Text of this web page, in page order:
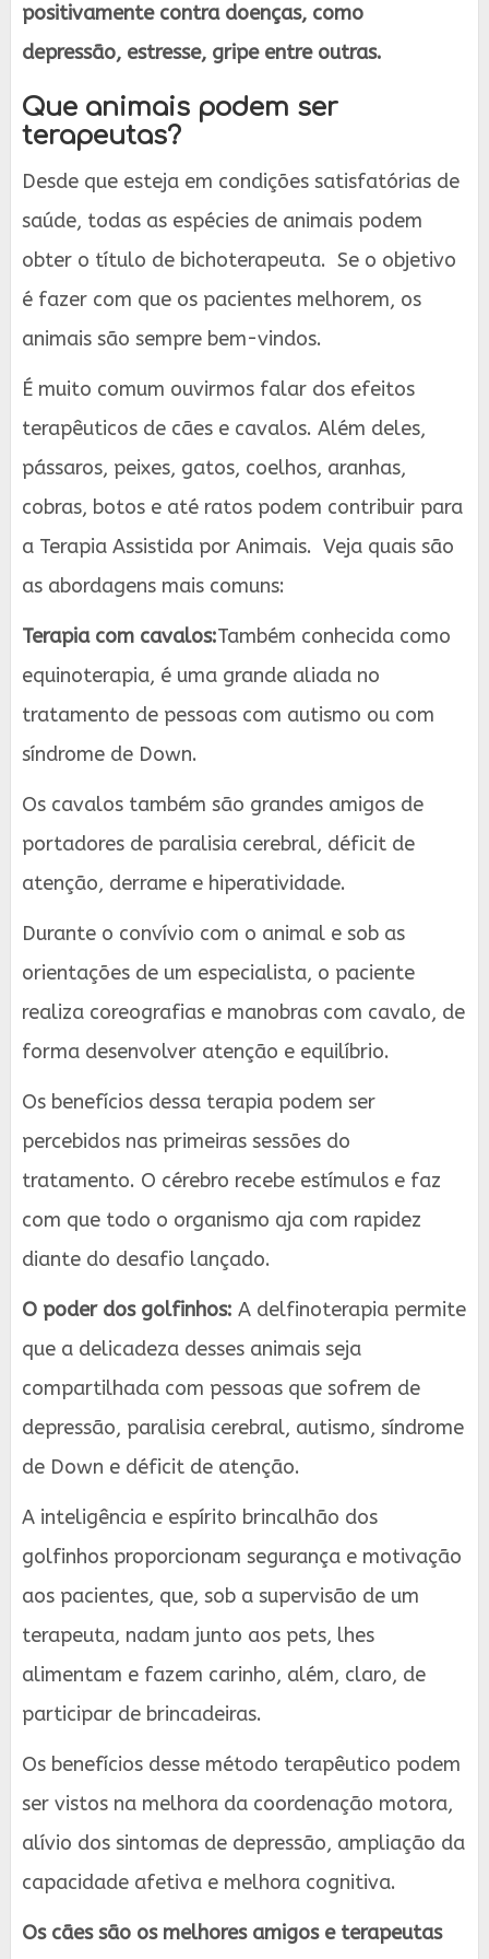
positivamente contra doenças, como
depressão, estresse, gripe entre outras.
Que animais podem ser
terapeutas?
Desde que esteja em condições satisfatórias de
saúde, todas as espécies de animais podem
obter o título de bichoterapeuta. Se o objetivo
é fazer com que os pacientes melhorem, os
animais são sempre bem-vindos.
É muito comum ouvirmos falar dos efeitos
terapêuticos de cães e cavalos. Além deles,
pássaros, peixes, gatos, coelhos, aranhas,
cobras, botos e até ratos podem contribuir para
a Terapia Assistida por Animais. Veja quais são
as abordagens mais comuns:
Terapia com cavalos:Também conhecida como
equinoterapia, é uma grande aliada no
tratamento de pessoas com autismo ou com
síndrome de Down.
Os cavalos também são grandes amigos de
portadores de paralisia cerebral, déficit de
atenção, derrame e hiperatividade.
Durante o convívio com o animal e sob as
orientações de um especialista, o paciente
realiza coreografias e manobras com cavalo, de
forma desenvolver atenção e equilíbrio.
Os benefícios dessa terapia podem ser
percebidos nas primeiras sessões do
tratamento. O cérebro recebe estímulos e faz
com que todo o organismo aja com rapidez
diante do desafio lançado.
O poder dos golfinhos: A delfinoterapia permite
que a delicadeza desses animais seja
compartilhada com pessoas que sofrem de
depressão, paralisia cerebral, autismo, síndrome
de Down e déficit de atenção.
A inteligência e espírito brincalhão dos
golfinhos proporcionam segurança e motivação
aos pacientes, que, sob a supervisão de um
terapeuta, nadam junto aos pets, lhes
alimentam e fazem carinho, além, claro, de
participar de brincadeiras.
Os benefícios desse método terapêutico podem
ser vistos na melhora da coordenação motora,
alívio dos sintomas de depressão, ampliação da
capacidade afetiva e melhora cognitiva.
Os cães são os melhores amigos e terapeutas